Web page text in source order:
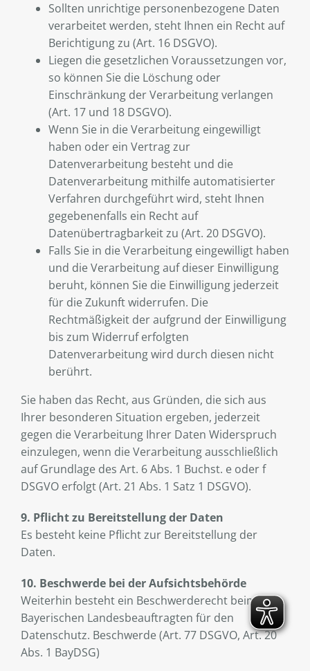
Sollten unrichtige personenbezogene Daten
verarbeitet werden, steht Ihnen ein Recht auf
Berichtigung zu (Art. 16 DSGVO).
Liegen die gesetzlichen Voraussetzungen vor,
so können Sie die Löschung oder
Einschränkung der Verarbeitung verlangen
(Art. 17 und 18 DSGVO).
Wenn Sie in die Verarbeitung eingewilligt
haben oder ein Vertrag zur
Datenverarbeitung besteht und die
Datenverarbeitung mithilfe automatisierter
Verfahren durchgeführt wird, steht Ihnen
gegebenenfalls ein Recht auf
Datenübertragbarkeit zu (Art. 20 DSGVO).
Falls Sie in die Verarbeitung eingewilligt haben
und die Verarbeitung auf dieser Einwilligung
beruht, können Sie die Einwilligung jederzeit
für die Zukunft widerrufen. Die
Rechtmäßigkeit der aufgrund der Einwilligung
bis zum Widerruf erfolgten
Datenverarbeitung wird durch diesen nicht
berührt.
Sie haben das Recht, aus Gründen, die sich aus
Ihrer besonderen Situation ergeben, jederzeit
gegen die Verarbeitung Ihrer Daten Widerspruch
einzulegen, wenn die Verarbeitung ausschließlich
auf Grundlage des Art. 6 Abs. 1 Buchst. e oder f
DSGVO erfolgt (Art. 21 Abs. 1 Satz 1 DSGVO).
9. Pflicht zu Bereitstellung der Daten
Es besteht keine Pflicht zur Bereitstellung der
Daten.
10. Beschwerde bei der Aufsichtsbehörde
Weiterhin besteht ein Beschwerderecht beim
Bayerischen Landesbeauftragten für den
Datenschutz. Beschwerde (Art. 77 DSGVO, Art. 20
Abs. 1 BayDSG)